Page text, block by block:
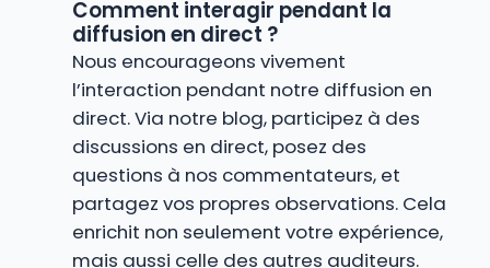
Comment interagir pendant la
diffusion en direct ?
Nous encourageons vivement
l’interaction pendant notre diffusion en
direct. Via notre blog, participez à des
discussions en direct, posez des
questions à nos commentateurs, et
partagez vos propres observations. Cela
enrichit non seulement votre expérience,
mais aussi celle des autres auditeurs.